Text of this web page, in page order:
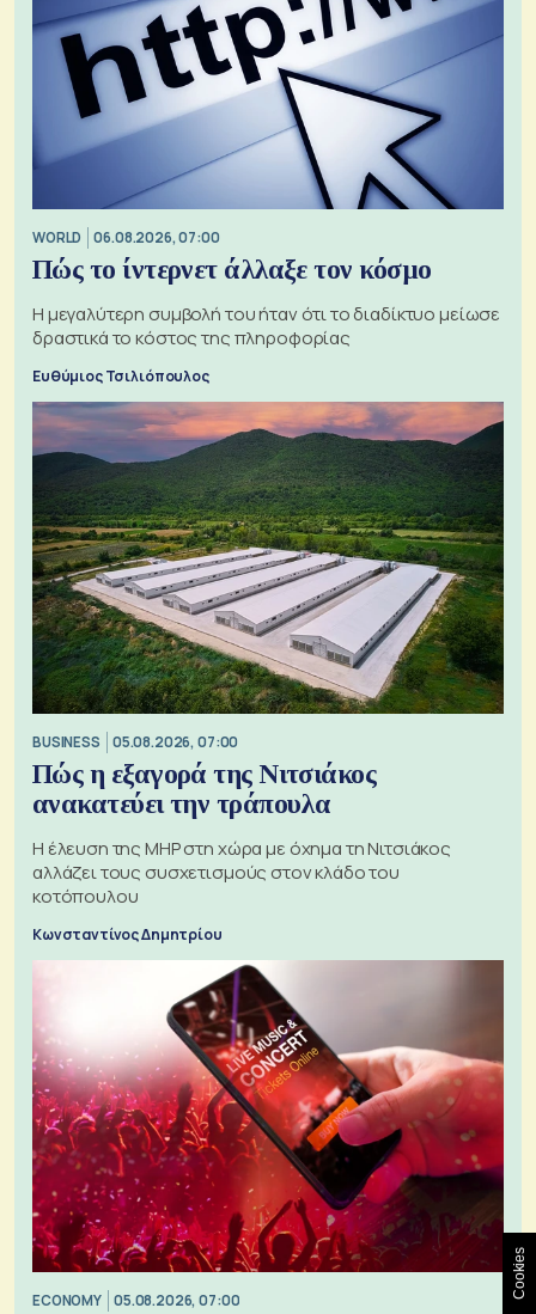
WORLD 06.08.2026, 07:00
Πώς το ίντερνετ άλλαξε τον κόσμο
Η μεγαλύτερη συμβολή του ήταν ότι το διαδίκτυο μείωσε
δραστικά το κόστος της πληροφορίας
Ευθύμιος Τσιλιόπουλος
BUSINESS 05.08.2026, 07:00
Πώς η εξαγορά της Νιτσιάκος
ανακατεύει την τράπουλα
H έλευση της MHP στη χώρα με όχημα τη Νιτσιάκος
αλλάζει τους συσχετισμούς στον κλάδο του
κοτόπουλου
Κωνσταντίνος Δημητρίου
ECONOMY 05.08.2026, 07:00
Cookies